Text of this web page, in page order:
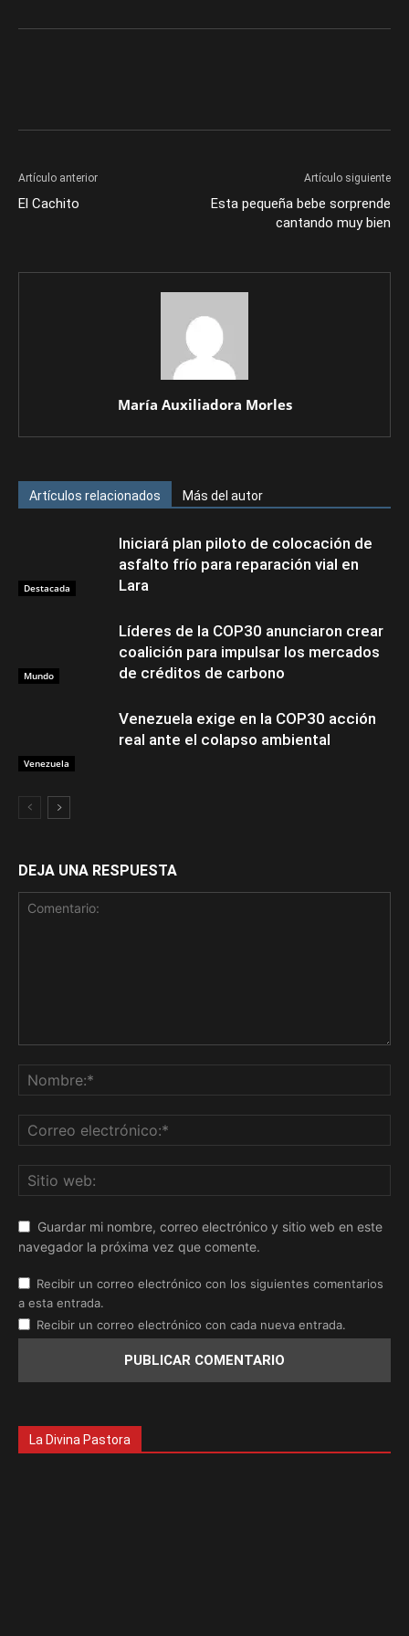
Artículo anterior
El Cachito
Artículo siguiente
Esta pequeña bebe sorprende
cantando muy bien
María Auxiliadora Morles
Artículos relacionados Más del autor
Destacada
Iniciará plan piloto de colocación de
asfalto frío para reparación vial en
Lara
Mundo
Líderes de la COP30 anunciaron crear
coalición para impulsar los mercados
de créditos de carbono
Venezuela
Venezuela exige en la COP30 acción
real ante el colapso ambiental
DEJA UNA RESPUESTA
Guardar mi nombre, correo electrónico y sitio web en este
navegador la próxima vez que comente.
Recibir un correo electrónico con los siguientes comentarios
a esta entrada.
Recibir un correo electrónico con cada nueva entrada.
La Divina Pastora